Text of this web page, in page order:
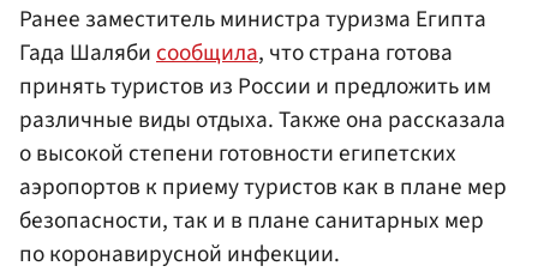
Ранее заместитель министра туризма Египта
Гада Шаляби сообщила, что страна готова
принять туристов из России и предложить им
различные виды отдыха. Также она рассказала
о высокой степени готовности египетских
аэропортов к приему туристов как в плане мер
безопасности, так и в плане санитарных мер
по коронавирусной инфекции.